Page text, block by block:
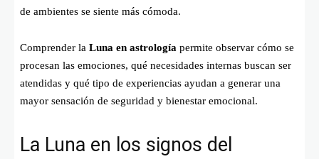
de ambientes se siente más cómoda.
Comprender la Luna en astrología permite observar cómo se
procesan las emociones, qué necesidades internas buscan ser
atendidas y qué tipo de experiencias ayudan a generar una
mayor sensación de seguridad y bienestar emocional.
La Luna en los signos del